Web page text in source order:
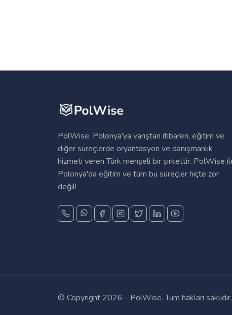
PolWise, Polonya'ya varıştan itibaren, eğitim ve
diğer süreçlerde oryantasyon ve danışmanlık
hizmeti veren Türk menşeli bir şirkettir. PolWise
Polonya'da eğitim ve tüm bu süreçler hiçte zor
değil!
© Copyright 2026 - PolWise. Tüm hakları saklıdır.